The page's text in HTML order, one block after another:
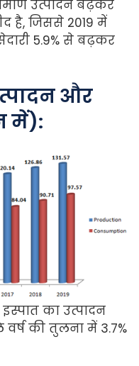
उत्पादन बढ़कर
है, जिससे 2019 में
5.9% से बढ़कर
और
में):
का उत्पादन
वर्ष की तुलना में 3.7%